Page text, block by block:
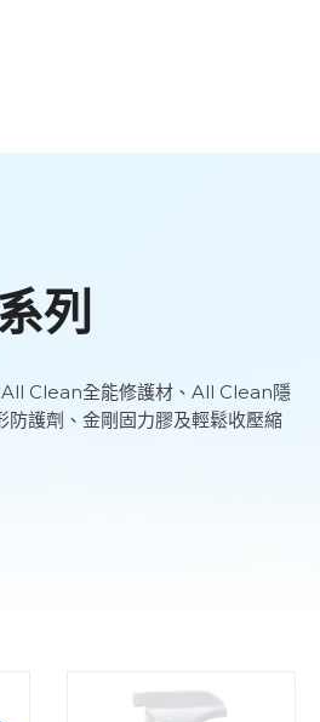
列
All Clean全能修護材、All Clean隱
護劑、金剛固力膠及輕鬆收壓縮